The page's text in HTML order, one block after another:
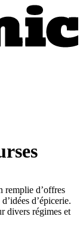
remplie d’offres
d’épicerie.
divers régimes et